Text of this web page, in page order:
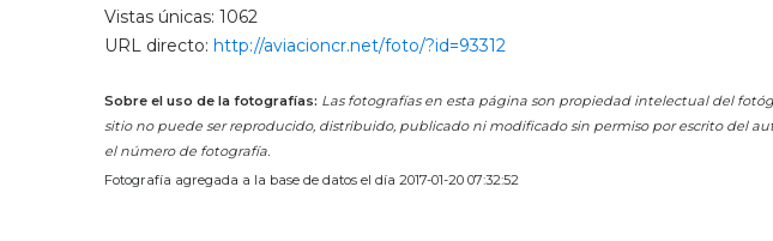
Vistas únicas: 1062
URL directo: http://aviacioncr.net/foto/?id=93312
Sobre el uso de la fotografías: Las fotografías en esta página son propiedad intelectual del
sitio no puede ser reproducido, distribuido, publicado ni modificado sin permiso por escrito del
el número de fotografía.
Fotografía agregada a la base de datos el día 2017-01-20 07:32:52